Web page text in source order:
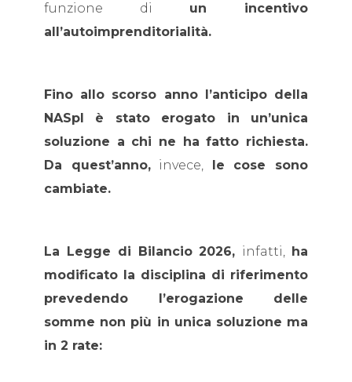
funzione di un incentivo
all’autoimprenditorialità.
Fino allo scorso anno l’anticipo della
NASpI è stato erogato in un’unica
soluzione a chi ne ha fatto richiesta.
Da quest’anno,invece,
le cose sono
cambiate.
La Legge di Bilancio 2026, infatti, ha
modificato la disciplina di riferimento
prevedendo l’erogazione delle
somme non più in unica soluzione ma
in 2 rate: